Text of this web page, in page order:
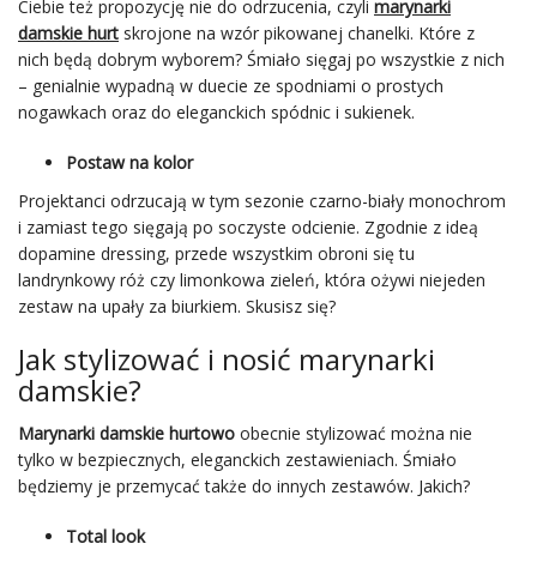
Ciebie też propozycję nie do odrzucenia, czyli marynarki
damskie hurt skrojone na wzór pikowanej chanelki. Które z
nich będą dobrym wyborem? Śmiało sięgaj po wszystkie z nich
– genialnie wypadną w duecie ze spodniami o prostych
nogawkach oraz do eleganckich spódnic i sukienek.
Postaw na kolor
Projektanci odrzucają w tym sezonie czarno-biały monochrom
i zamiast tego sięgają po soczyste odcienie. Zgodnie z ideą
dopamine dressing, przede wszystkim obroni się tu
landrynkowy róż czy limonkowa zieleń, która ożywi niejeden
zestaw na upały za biurkiem. Skusisz się?
Jak stylizować i nosić marynarki
damskie?
Marynarki damskie hurtowo obecnie stylizować można nie
tylko w bezpiecznych, eleganckich zestawieniach. Śmiało
będziemy je przemycać także do innych zestawów. Jakich?
Total look